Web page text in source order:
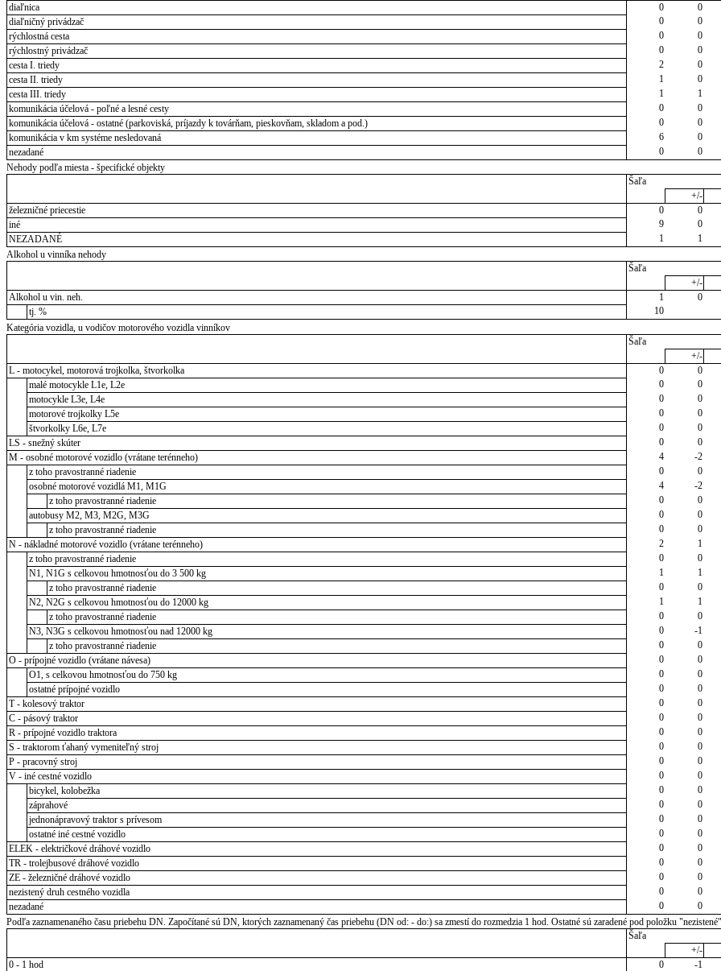
diaľnica
0 0
diaľničný privádzač
0 0
rýchlostná cesta
0 0
rýchlostný privádzač
0 0
cesta I. triedy
2 0
cesta II. triedy
1 0
cesta III. triedy
1 1
komunikácia účelová - poľné a lesné cesty
0 0
komunikácia účelová - ostatné (parkoviská, príjazdy k továrňam, pieskovňam, skladom a pod.)
0 0
komunikácia v km systéme nesledovaná
6 0
nezadané
0 0
Nehody podľa miesta - špecifické objekty
Šaľa
+/-
železničné priecestie
0 0
iné
9 0
NEZADANÉ
1 1
Alkohol u vinníka nehody
Šaľa
+/-
Alkohol u vin. neh.
1 0
tj. %
10
Kategória vozidla, u vodičov motorového vozidla vinníkov
Šaľa
+/-
L - motocykel, motorová trojkolka, štvorkolka
0 0
malé motocykle L1e, L2e
0 0
motocykle L3e, L4e
0 0
motorové trojkolky L5e
0 0
štvorkolky L6e, L7e
0 0
LS - snežný skúter
0 0
M - osobné motorové vozidlo (vrátane terénneho)
4 -2
z toho pravostranné riadenie
0 0
osobné motorové vozidlá M1, M1G
4 -2
z toho pravostranné riadenie
0 0
autobusy M2, M3, M2G, M3G
0 0
z toho pravostranné riadenie
0 0
N - nákladné motorové vozidlo (vrátane terénneho)
2 1
z toho pravostranné riadenie
0 0
N1, N1G s celkovou hmotnosťou do 3 500 kg
1 1
z toho pravostranné riadenie
0 0
N2, N2G s celkovou hmotnosťou do 12000 kg
1 1
z toho pravostranné riadenie
0 0
N3, N3G s celkovou hmotnosťou nad 12000 kg
0 -1
z toho pravostranné riadenie
0 0
O - prípojné vozidlo (vrátane návesa)
0 0
O1, s celkovou hmotnosťou do 750 kg
0 0
ostatné prípojné vozidlo
0 0
T - kolesový traktor
0 0
C - pásový traktor
0 0
R - prípojné vozidlo traktora
0 0
S - traktorom ťahaný vymeniteľný stroj
0 0
P - pracovný stroj
0 0
V - iné cestné vozidlo
0 0
bicykel, kolobežka
0 0
záprahové
0 0
jednonápravový traktor s prívesom
0 0
ostatné iné cestné vozidlo
0 0
ELEK - električkové dráhové vozidlo
0 0
TR - trolejbusové dráhové vozidlo
0 0
ZE - železničné dráhové vozidlo
0 0
nezistený druh cestného vozidla
0 0
nezadané
0 0
Podľa zaznamenaného času priebehu DN. Započítané sú DN, ktorých zaznamenaný čas priebehu (DN od: - do:) sa zmestí do rozmedzia 1 hod. Ostatné sú zaradené pod položku "nezistené"
Šaľa
+/-
0 - 1 hod
0 -1